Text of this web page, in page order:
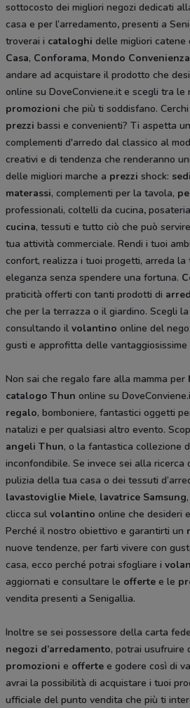
sottocosto dei migliori negozi dedicati
casa e per l’arredamento, presenti a
troverai i cataloghi delle migliori catene
Casa, Conforama, Mondo Convenienza
andare ad acquistare il prodotto che
online su DoveConviene.it e scegli tra le
promozioni che più ti soddisfano.
prezzi bassi e convenienti? Ti aspetta
complementi d'arredo dal classico al
creativi e di tendenza che renderanno
delle migliori marche a prezzi shock:
materassi, complementi per la tavola,
professionali, coltelli da cucina,
cucina, tessuti e tutto ciò che può
tua attività commerciale. Rendi i tuoi
confort, realizza i tuoi progetti, arreda la
eleganza senza spendere una fortuna.
praticità offerti con tanti prodotti di
che per la terrazza o il giardino. Scegli
consultando il volantino online del
gusti e approfitta delle vantaggiosissime
Non sai che regalo fare alla mamma per
catalogo Thun online su
regalo, bomboniere, fantastici oggetti
natalizi e per qualsiasi altro evento.
angeli Thun, o la fantastica collezione
inconfondibile. Se invece sei alla ricerca
pulizia della tua casa o dei tessuti
lavastoviglie Miele, lavatrice Samsung
clicca sul volantino online che desideri
Perché il nostro obiettivo e garantirti un
nuove tendenze, per farti vivere con
casa, ecco perché potrai sfogliare i
aggiornati e consultare le offerte e le
vendita presenti a Senigallia.
Inoltre se sei possessore della carta
negozi d’arredamento, potrai usufruire
promozioni e offerte e godere così di
avrai la possibilità di acquistare i tuoi
ufficiale del punto vendita che più ti